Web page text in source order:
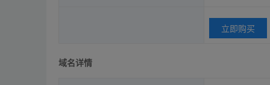
立即购买
域名详情